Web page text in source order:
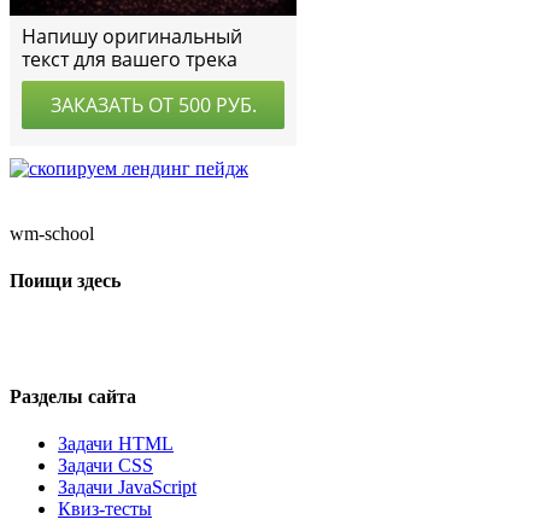
wm-school
Поищи здесь
Разделы сайта
Задачи HTML
Задачи CSS
Задачи JavaScript
Квиз-тесты